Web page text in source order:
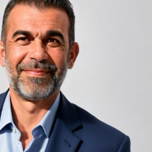
prin natura lor, spații apropiate
de pereți care nu pot fi făcuți
practice și economice.
de sus sau din coridorul
cele mai frecvente
oaspeți în recenziile online,
pentru servicii și
nu identifică pardoseala
ci descriu simplu senzația
agitat.